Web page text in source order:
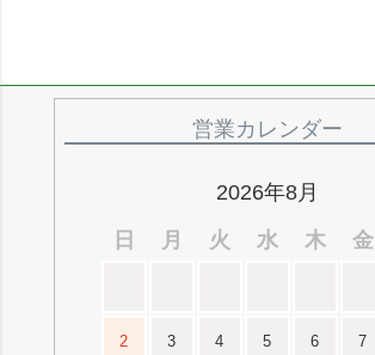
営業カレンダー
2026年8月
日
月 火 水 木 金
2 3 4 5 6 7